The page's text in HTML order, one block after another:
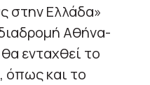
στην Ελλάδα»
Αθήνα-
ενταχθεί το
όπως και το